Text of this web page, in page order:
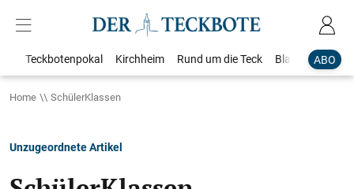
ABO
Teckbotenpokal Kirchheim Rund um die Teck Blaulicht
Home SchülerKlassen
Unzugeordnete Artikel